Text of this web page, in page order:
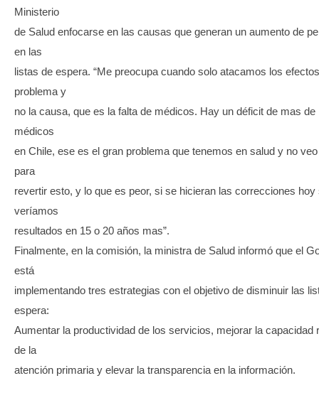
Ministerio
de Salud enfocarse en las causas que generan un aumento de
en las
listas de espera. “Me preocupa cuando solo atacamos los
problema y
no la causa, que es la falta de médicos. Hay un déficit de mas de
médicos
en Chile, ese es el gran problema que tenemos en salud y no
para
revertir esto, y lo que es peor, si se hicieran las correcciones hoy
veríamos
resultados en 15 o 20 años mas”.
Finalmente, en la comisión, la ministra de Salud informó que el
está
implementando tres estrategias con el objetivo de disminuir las
espera:
Aumentar la productividad de los servicios, mejorar la capacidad
de la
atención primaria y elevar la transparencia en la información.